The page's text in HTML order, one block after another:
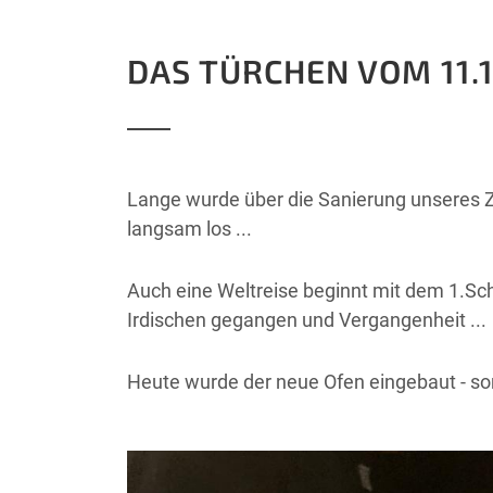
DAS TÜRCHEN VOM
Lange wurde über die Sanierung
langsam los ...
Auch eine Weltreise beginnt mit dem
Irdischen gegangen und Vergangenheit ...
Heute wurde der neue Ofen eingebaut -